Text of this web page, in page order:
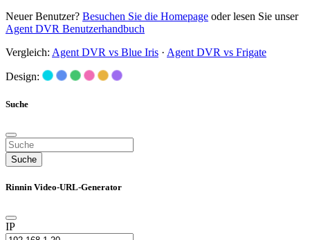
Neuer Benutzer? Besuchen Sie die Homepage oder lesen Sie unser
Agent DVR Benutzerhandbuch
Vergleich: Agent DVR vs Blue Iris · Agent DVR vs Frigate
Design:
Suche
Suche
Rinnin Video-URL-Generator
IP